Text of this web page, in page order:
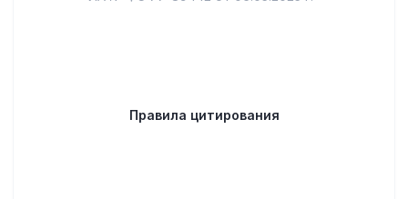
Правила цитирования